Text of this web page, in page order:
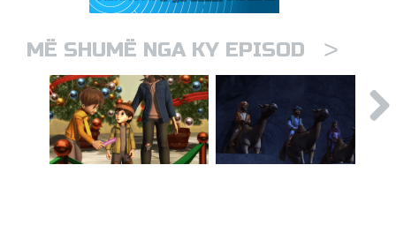
MË SHUMË NGA KY EPISOD >